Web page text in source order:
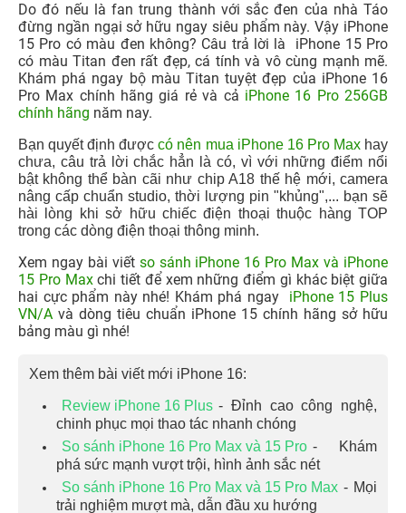
Do đó nếu là fan trung thành với sắc đen của nhà Táo
đừng ngần ngại sở hữu ngay siêu phẩm này. Vậy iPhone
15 Pro có màu đen không? Câu trả lời là iPhone 15 Pro
có màu Titan đen rất đẹp, cá tính và vô cùng mạnh mẽ.
Khám phá ngay bộ màu Titan tuyệt đẹp của iPhone 16
Pro Max chính hãng giá rẻ và cả iPhone 16 Pro 256GB
chính hãng năm nay.
Bạn quyết định đượccó nên mua iPhone 16 Pro Maxhay
chưa, câu trả lời chắc hẳn là có, vì với những điểm nổi
bật không thể bàn cãi như chip A18 thế hệ mới, camera
nâng cấp chuẩn studio, thời lượng pin "khủng",... bạn sẽ
hài lòng khi sở hữu chiếc điện thoại thuộc hàng TOP
trong các dòng điện thoại thông minh.
Xem ngay bài viết so sánh iPhone 16 Pro Max và iPhone
15 Pro Maxchi tiết để xem những điểm gì khác biệt giữa
hai cực phẩm này nhé! Khám phá ngay iPhone 15 Plus
VN/A và dòng tiêu chuẩn iPhone 15 chính hãng sở hữu
bảng màu gì nhé!
Xem thêm bài viết mới iPhone 16:
Review iPhone 16 Plus - Đỉnh cao công nghệ,
chinh phục mọi thao tác nhanh chóng
So sánh iPhone 16 Pro Max và 15 Pro - Khám
phá sức mạnh vượt trội, hình ảnh sắc nét
So sánh iPhone 16 Pro Max và 15 Pro Max - Mọi
trải nghiệm mượt mà, dẫn đầu xu hướng